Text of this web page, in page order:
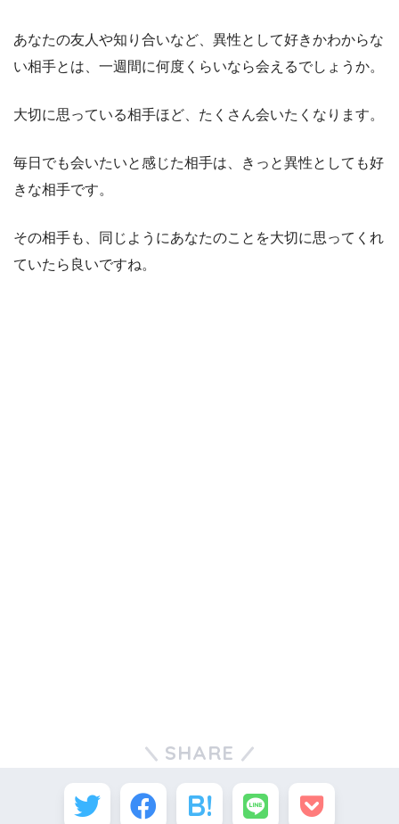
あなたの友人や知り合いなど、異性として好きかわからな
い相手とは、一週間に何度くらいなら会えるでしょうか。
大切に思っている相手ほど、たくさん会いたくなります。
毎日でも会いたいと感じた相手は、きっと異性としても好
きな相手です。
その相手も、同じようにあなたのことを大切に思ってくれ
ていたら良いですね。
SHARE